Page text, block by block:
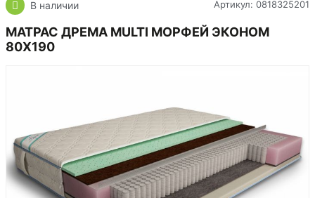
В наличии Артикул: 0818325201
МАТРАС ДРЕМА MULTI МОРФЕЙ ЭКОНОМ
80Х190